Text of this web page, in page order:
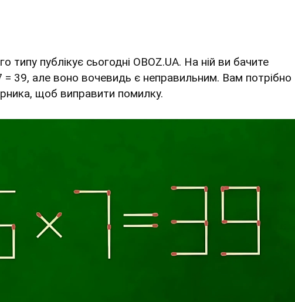
типу публікує сьогодні OBOZ.UA. На ній ви бачите
= 39, але воно вочевидь є неправильним. Вам потрібно
щоб виправити помилку.